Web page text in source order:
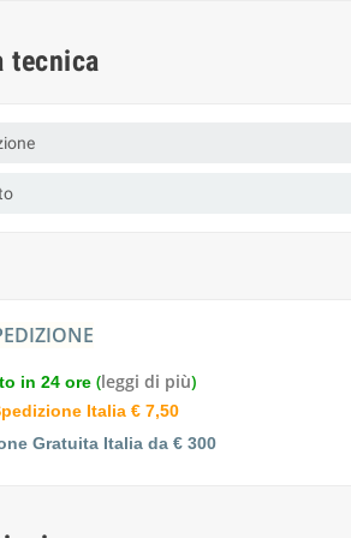
tecnica
in 24 ore (leggi di più)
Italia € 7,50
Gratuita Italia da € 300